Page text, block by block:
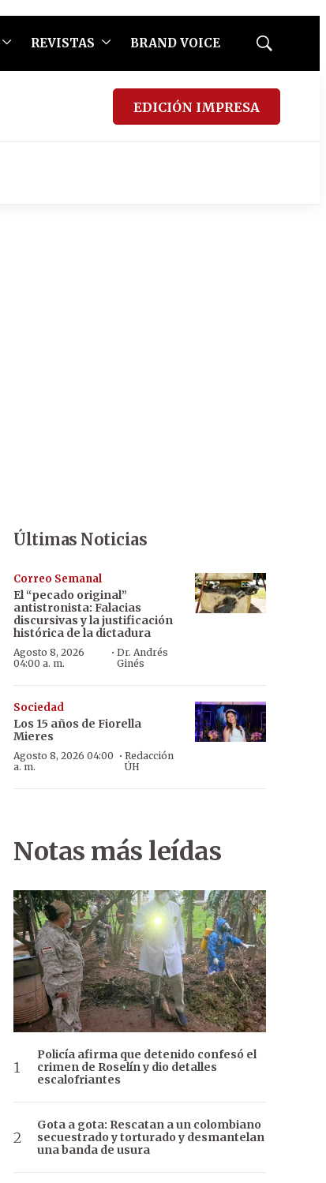
REVISTAS BRAND VOICE
Mostrar
EDICIÓN IMPRESA
Últimas Noticias
Correo Semanal
El “pecado original”
antistronista: Falacias
discursivas y la justificación
histórica de la dictadura
Agosto 8, 2026
04:00 a. m.
·Dr. Andrés
Ginés
Sociedad
Los 15 años de Fiorella
Mieres
Agosto 8, 2026 04:00
a. m.
· Redacción
ÚH
Notas más leídas
Policía afirma que detenido confesó el
crimen de Roselín y dio detalles
escalofriantes
Gota a gota: Rescatan a un colombiano
secuestrado y torturado y desmantelan
una banda de usura